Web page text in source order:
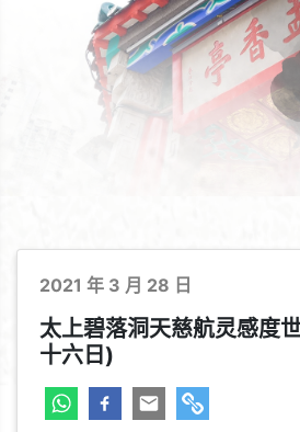
2021 年 3 月 28 日
太上碧落洞天慈航灵感度
十六日)